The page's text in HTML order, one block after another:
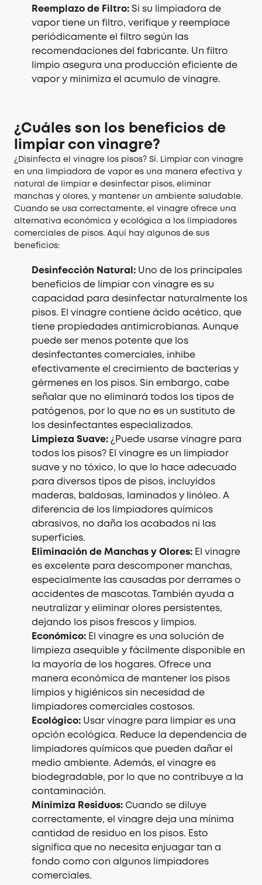
Reemplazo de Filtro: Si su limpiadora de
vapor tiene un filtro, verifique y reemplace
periódicamente el filtro según las
recomendaciones del fabricante. Un filtro
limpio asegura una producción eficiente de
vapor y minimiza el acumulo de vinagre.
¿Cuáles son los beneficios de
limpiar con vinagre?
¿Disinfecta el vinagre los pisos? Sí. Limpiar con vinagre
en una limpiadora de vapor es una manera efectiva y
natural de limpiar e desinfectar pisos, eliminar
manchas y olores, y mantener un ambiente saludable.
Cuando se usa correctamente, el vinagre ofrece una
alternativa económica y ecológica a los limpiadores
comerciales de pisos. Aquí hay algunos de sus
beneficios:
Desinfección Natural: Uno de los principales
beneficios de limpiar con vinagre es su
capacidad para desinfectar naturalmente los
pisos. El vinagre contiene ácido acético, que
tiene propiedades antimicrobianas. Aunque
puede ser menos potente que los
desinfectantes comerciales, inhibe
efectivamente el crecimiento de bacterias y
gérmenes en los pisos. Sin embargo, cabe
señalar que no eliminará todos los tipos de
patógenos, por lo que no es un sustituto de
los desinfectantes especializados.
Limpieza Suave: ¿Puede usarse vinagre para
todos los pisos? El vinagre es un limpiador
suave y no tóxico, lo que lo hace adecuado
para diversos tipos de pisos, incluyidos
maderas, baldosas, laminados y linóleo. A
diferencia de los limpiadores químicos
abrasivos, no daña los acabados ni las
superficies.
Eliminación de Manchas y Olores: El vinagre
es excelente para descomponer manchas,
especialmente las causadas por derrames o
accidentes de mascotas. También ayuda a
neutralizar y eliminar olores persistentes,
dejando los pisos frescos y limpios.
Económico: El vinagre es una solución de
limpieza asequible y fácilmente disponible en
la mayoría de los hogares. Ofrece una
manera económica de mantener los pisos
limpios y higiénicos sin necesidad de
limpiadores comerciales costosos.
Ecológico: Usar vinagre para limpiar es una
opción ecológica. Reduce la dependencia de
limpiadores químicos que pueden dañar el
medio ambiente. Además, el vinagre es
biodegradable, por lo que no contribuye a la
contaminación.
Minimiza Residuos: Cuando se diluye
correctamente, el vinagre deja una mínima
cantidad de residuo en los pisos. Esto
significa que no necesita enjuagar tan a
fondo como con algunos limpiadores
comerciales.